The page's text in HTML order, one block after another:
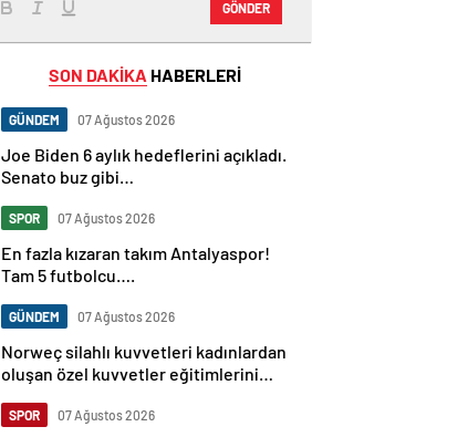
GÖNDER
SON DAKİKA HABERLERİ
GÜNDEM 07 Ağustos 2026
Joe Biden 6 aylık hedeflerini açıkladı.
Senato buz gibi…
SPOR 07 Ağustos 2026
En fazla kızaran takım Antalyaspor!
Tam 5 futbolcu….
GÜNDEM 07 Ağustos 2026
Norweç silahlı kuvvetleri kadınlardan
oluşan özel kuvvetler eğitimlerini
SPOR 07 Ağustos 2026